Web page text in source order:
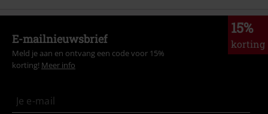
15%
korting
E-mailnieuwsbrief
Meld je aan en ontvang een code voor 15%
korting! Meer info